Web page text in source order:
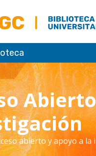
Biblioteca
ULPGC
abierto y apoyo a la